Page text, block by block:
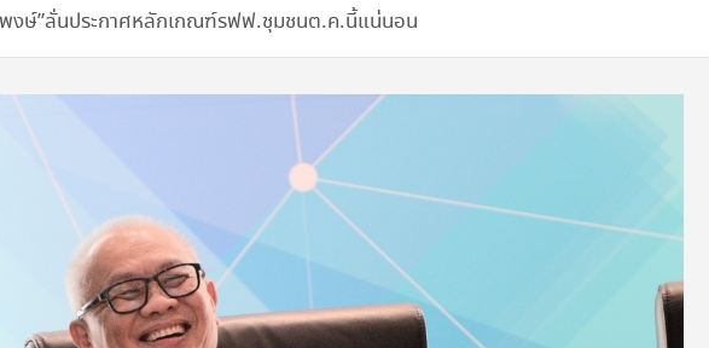
ษ์”ลั่นประกาศหลักเกณฑ์รฟฟ.ชุมชนต.ค.นี้แน่นอน